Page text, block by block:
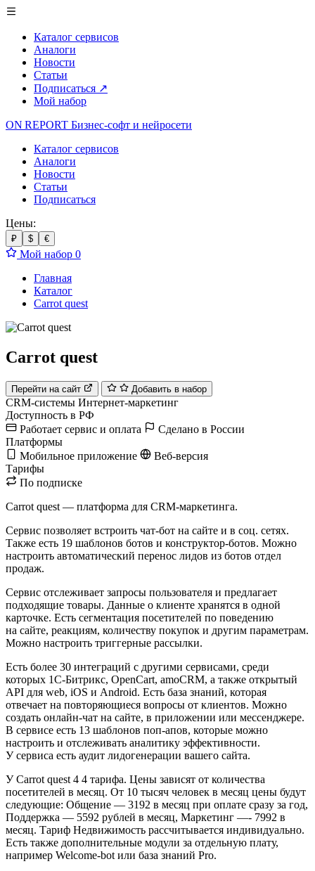
Каталог сервисов
Аналоги
Новости
Статьи
Подписаться ↗
Мой набор
ON REPORT Бизнес-софт и нейросети
Каталог сервисов
Аналоги
Новости
Статьи
Подписаться
Цены:
₽ $ €
Мой набор 0
Главная
Каталог
Carrot quest
Carrot quest
Перейти на сайт Добавить в набор
CRM-системы Интернет-маркетинг
Доступность в РФ
Работает сервис и оплата
Сделано в России
Платформы
Мобильное приложение
Веб-версия
Тарифы
По подписке
Carrot quest — платформа для CRM‑маркетинга.
Сервис позволяет встроить чат-бот на сайте и в соц. сетях.
Также есть 19 шаблонов ботов и конструктор-ботов. Можно
настроить автоматический перенос лидов из ботов отдел
продаж.
Сервис отслеживает запросы пользователя и предлагает
подходящие товары. Данные о клиенте хранятся в одной
карточке. Есть сегментация посетителей по поведению
на сайте, реакциям, количеству покупок и другим параметрам.
Можно настроить триггерные рассылки.
Есть более 30 интеграций с другими сервисами, среди
которых 1С-Битрикс, OpenCart, amoCRM, а также открытый
API для web, iOS и Android. Есть база знаний, которая
отвечает на повторяющиеся вопросы от клиентов. Можно
создать онлайн-чат на сайте, в приложении или мессенджере.
В сервисе есть 13 шаблонов поп-апов, которые можно
настроить и отслеживать аналитику эффективности.
У сервиса есть аудит лидогенерации вашего сайта.
У Carrot quest 4 4 тарифа. Цены зависят от количества
посетителей в месяц. От 10 тысяч человек в месяц цены будут
следующие: Общение — 3192 в месяц при оплате сразу за год,
Поддержка — 5592 рублей в месяц, Маркетинг —- 7992 в
месяц. Тариф Недвижимость рассчитывается индивидуально.
Есть также дополнительные модули за отдельную плату,
например Welcome-bot или база знаний Pro.